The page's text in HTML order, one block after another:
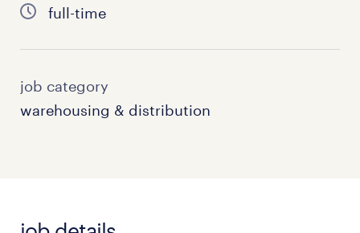
full-time
job category
warehousing & distribution